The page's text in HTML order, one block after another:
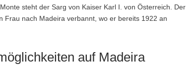
steht der Sarg von Kaiser Karl I. von Österreich. Der
Frau nach Madeira verbannt, wo er bereits 1922 an
auf Madeira